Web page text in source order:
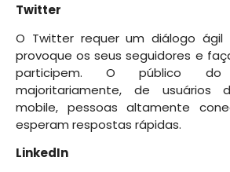
Twitter
O Twitter requer um diálogo ágil
provoque os seus seguidores e
participem. O público
majoritariamente, de usuários
mobile, pessoas altamente
esperam respostas rápidas.
LinkedIn